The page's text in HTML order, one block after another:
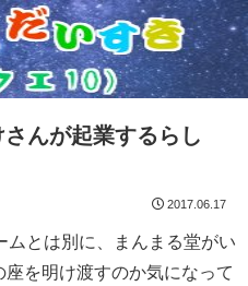
んが起業するらし
2017.06.17
ムとは別に、まんまる堂がい
を明け渡すのか気になって